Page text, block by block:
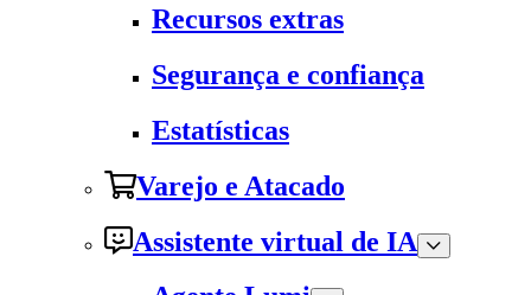
Recursos extras
Segurança e confiança
Estatísticas
Varejo e Atacado
Assistente virtual de IA